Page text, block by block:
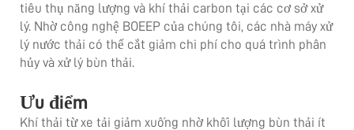
tiêu thụ năng lượng và khí thải carbon tại các cơ sở xử
lý. Nhờ công nghệ BOEEP của chúng tôi, các nhà máy xử
lý nước thải có thể cắt giảm chi phí cho quá trình phân
hủy và xử lý bùn thải.
Ưu điểm
Khí thải từ xe tải giảm xuống nhờ khối lượng bùn thải ít